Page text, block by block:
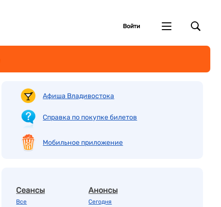
Войти
Афиша Владивостока
Справка по покупке билетов
Мобильное приложение
Сеансы
Все
Анонсы
Сегодня